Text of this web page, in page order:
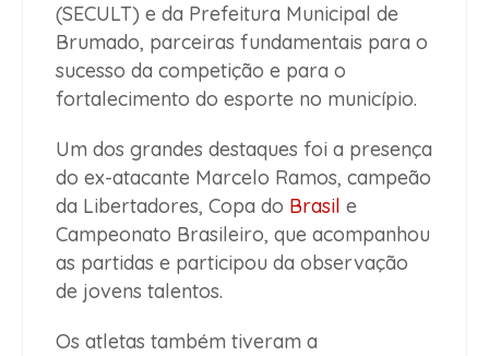
(SECULT) e da Prefeitura Municipal de
Brumado, parceiras fundamentais para o
sucesso da competição e para o
fortalecimento do esporte no município.
Um dos grandes destaques foi a presença
do ex-atacante Marcelo Ramos, campeão
da Libertadores, Copa do Brasil e
Campeonato Brasileiro, que acompanhou
as partidas e participou da observação
de jovens talentos.
Os atletas também tiveram a